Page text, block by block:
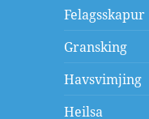
Felagsskapur
Gransking
Havsvimjing
Heilsa